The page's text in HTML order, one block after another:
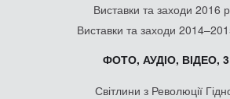
Виставки та заходи 2016
Виставки та заходи
ФОТО, АУДІО, ВІДЕО,
Світлини з Революції